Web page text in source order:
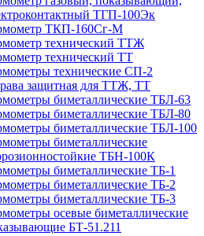
ТГП-100Эк
ТКП-160Сг-М
технический ТТЖ
технический ТТ
технические СП-2
защитная для ТТЖ, ТТ
биметаллические ТБЛ-63
биметаллические ТБЛ-80
биметаллические ТБЛ-100
биметаллические
ТБН-100К
биметаллические ТБ-1
биметаллические ТБ-2
биметаллические ТБ-3
осевые биметаллические
БТ-51.211